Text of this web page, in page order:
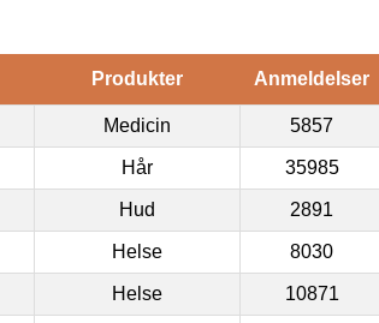
Produkter Anmeldelser
Medicin 5857
Hår 35985
Hud 2891
Helse 8030
Helse 10871